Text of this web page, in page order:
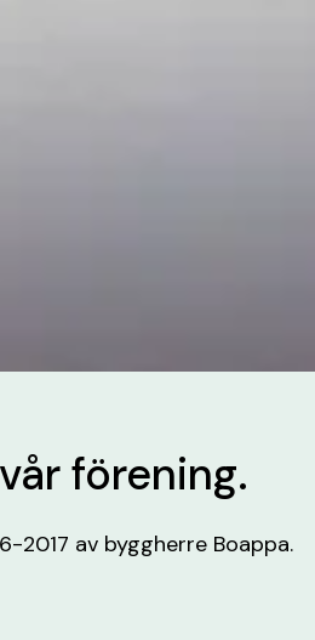
förening.
2017 av byggherre Boappa.